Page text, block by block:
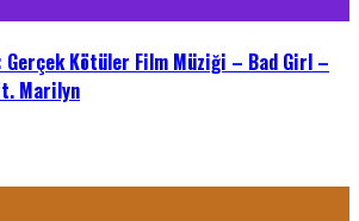
Gerçek Kötüler Film Müziği – Bad Girl –
Marilyn